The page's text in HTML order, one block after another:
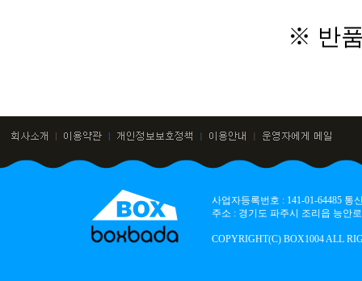
※ 반
사업자등록번호 : 141-01-64485
주소 : 경기도 파주시 조리읍 능안
COPYRIGHT(C) BOX1004 ALL